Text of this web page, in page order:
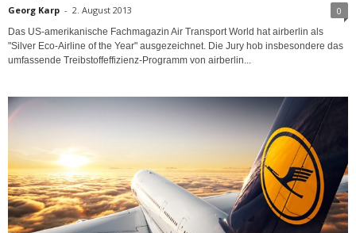
Georg Karp - 2. August 2013 0
Das US-amerikanische Fachmagazin Air Transport World hat airberlin als
"Silver Eco-Airline of the Year" ausgezeichnet. Die Jury hob insbesondere das
umfassende Treibstoffeffizienz-Programm von airberlin...